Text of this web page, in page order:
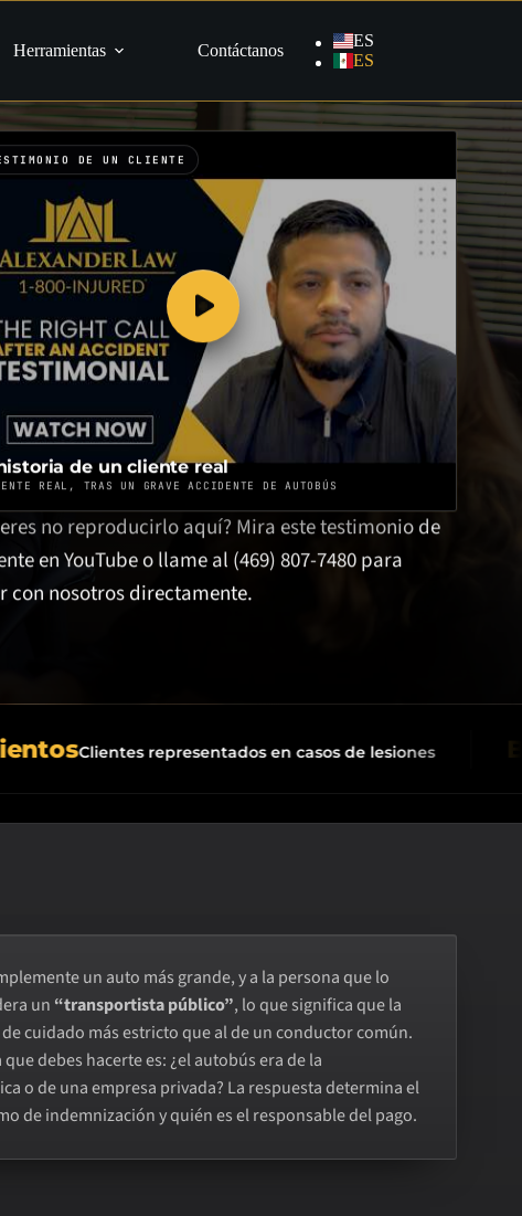
Herramientas Contáctanos
ES
ES
DE UN CLIENTE
de un cliente real
REAL, TRAS UN GRAVE ACCIDENTE DE AUTOBÚS
no reproducirlo aquí? Mira este testimonio de
en YouTubeo llame al (469) 807-7480para
con nosotros directamente.
Clientes representados en casos de lesiones
un auto más grande, y a la persona que lo
un “transportista público”, lo que significa que la
cuidado más estricto que al de un conductor común.
debes hacerte es: ¿el autobús era de la
o de una empresa privada? La respuesta determina el
de indemnización y quién es el responsable del pago.